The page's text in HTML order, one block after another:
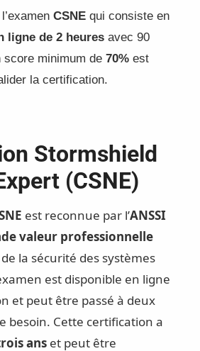
CSNEqui consiste en
ligne de 2 heuresavec 90
score minimum de 70%est
la certification.
Stormshield
(CSNE)
est reconnue par l’ANSSI
valeur professionnelle
la sécurité des systèmes
est disponible en ligne
et peut être passé à deux
besoin. Cette certification a
anset peut être